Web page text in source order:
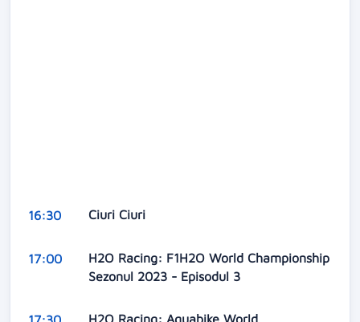
16:30 Ciuri Ciuri
17:00
H2O Racing: F1H2O World Championship
Sezonul 2023 - Episodul 3
H2O Racing: Aquabike World